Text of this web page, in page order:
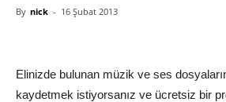
By nick - 16 Şubat 2013
Elinizde bulunan müzik ve ses
kaydetmek istiyorsanız ve ücretsiz bir